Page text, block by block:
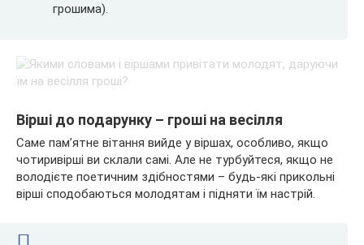
грошима).
Вірші до подарунку – гроші на весілля
Саме пам’ятне вітання вийде у віршах, особливо, якщо
чотиривірші ви склали самі. Але не турбуйтеся, якщо не
володієте поетичним здібностями – будь-які прикольні
вірші сподобаються молодятам і підняти їм настрій.